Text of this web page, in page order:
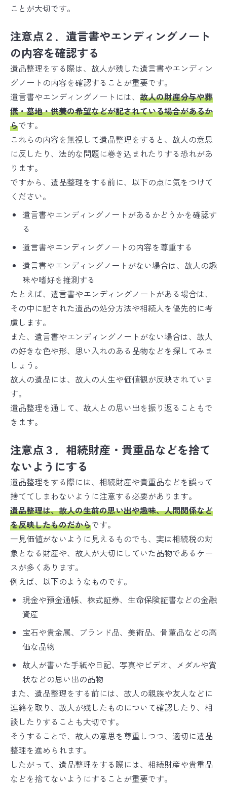
ことが大切です。
注意点２．遺言書やエンディングノート
の内容を確認する
遺品整理をする際は、故人が残した遺言書やエンディン
グノートの内容を確認することが重要です。
遺言書やエンディングノートには、 故人の財産分与や葬
儀・墓地・供養の希望などが記されている場合があるか
らです。
これらの内容を無視して遺品整理をすると、故人の意思
に反したり、法的な問題に巻き込まれたりする恐れがあ
ります。
ですから、遺品整理をする前に、以下の点に気をつけて
ください。
遺言書やエンディングノートがあるかどうかを確認す
る
遺言書やエンディングノートの内容を尊重する
遺言書やエンディングノートがない場合は、故人の趣
味や嗜好を推測する
たとえば、遺言書やエンディングノートがある場合は、
その中に記された遺品の処分方法や相続人を優先的に考
慮します。
また、遺言書やエンディングノートがない場合は、故人
の好きな色や形、思い入れのある品物などを探してみま
しょう。
故人の遺品には、故人の人生や価値観が反映されていま
す。
遺品整理を通して、故人との思い出を振り返ることもで
きます。
注意点３．相続財産・貴重品などを捨て
ないようにする
遺品整理をする際には、相続財産や貴重品などを誤って
捨ててしまわないように注意する必要があります。
遺品整理は、故人の生前の思い出や趣味、人間関係など
を反映したものだからです。
一見価値がないように見えるものでも、実は相続税の対
象となる財産や、故人が大切にしていた品物であるケー
スが多くあります。
例えば、以下のようなものです。
現金や預金通帳、株式証券、生命保険証書などの金融
資産
宝石や貴金属、ブランド品、美術品、骨董品などの高
価な品物
故人が書いた手紙や日記、写真やビデオ、メダルや賞
状などの思い出の品物
また、遺品整理をする前には、故人の親族や友人などに
連絡を取り、故人が残したものについて確認したり、相
談したりすることも大切です。
そうすることで、故人の意思を尊重しつつ、適切に遺品
整理を進められます。
したがって、遺品整理をする際には、相続財産や貴重品
などを捨てないようにすることが重要です。